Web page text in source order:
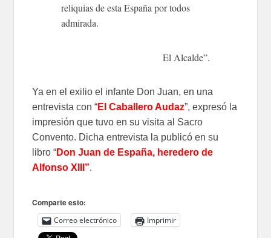
reliquias de esta España por todos
admirada.
El Alcalde”.
Ya en el exilio el infante Don Juan, en una
entrevista con “El Caballero Audaz”, expresó la
impresión que tuvo en su visita al Sacro
Convento. Dicha entrevista la publicó en su
libro “Don Juan de España, heredero de
Alfonso XIII ”.
Comparte esto:
Correo electrónico Imprimir